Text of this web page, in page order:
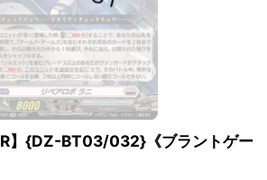
】{DZ-BT03/032}《ブラントゲー